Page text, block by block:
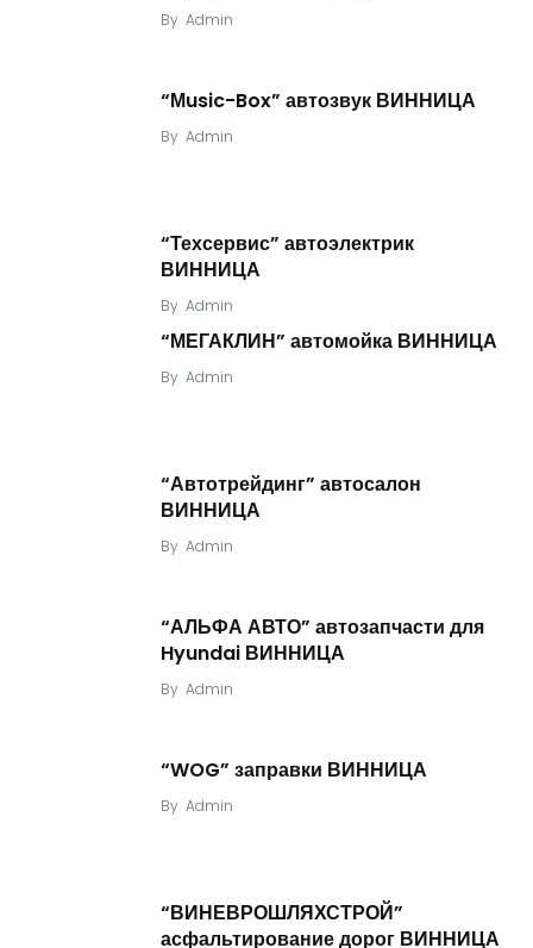
By Admin
“Мusic-Box” автозвук ВИННИЦА
By Admin
“Техсервис” автоэлектрик
ВИННИЦА
By Admin
“МЕГАКЛИН” автомойка ВИННИЦА
By Admin
“Автотрейдинг” автосалон
ВИННИЦА
By Admin
“АЛЬФА АВТО” автозапчасти для
Hyundai ВИННИЦА
By Admin
“WOG” заправки ВИННИЦА
By Admin
“ВИНЕВРОШЛЯХСТРОЙ”
асфальтирование дорог ВИННИЦА